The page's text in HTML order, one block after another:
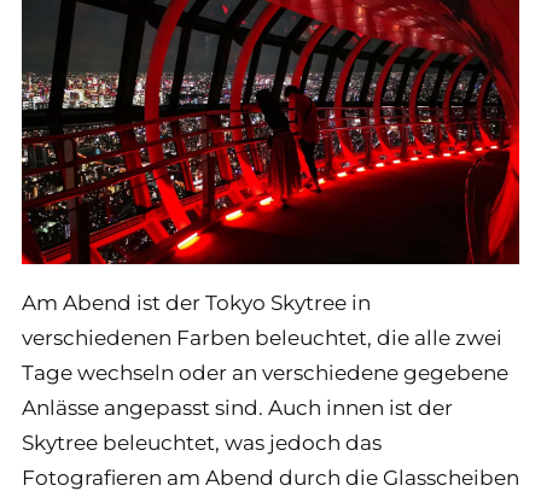
Am Abend ist der Tokyo Skytree in
verschiedenen Farben beleuchtet, die alle zwei
Tage wechseln oder an verschiedene gegebene
Anlässe angepasst sind. Auch innen ist der
Skytree beleuchtet, was jedoch das
Fotografieren am Abend durch die Glasscheiben